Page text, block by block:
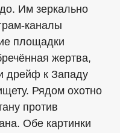
Им зеркально
каналы
площадки
жертва,
дрейф к Западу
Рядом охотно
против
Обе картинки